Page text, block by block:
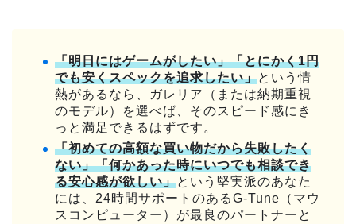
「明日にはゲームがしたい」「とにかく1円
でも安くスペックを追求したい」という情
熱があるなら、ガレリア（または納期重視
のモデル）を選べば、そのスピード感にき
っと満足できるはずです。
「初めての高額な買い物だから失敗したく
ない」「何かあった時にいつでも相談でき
る安心感が欲しい」という堅実派のあなた
には、24時間サポートのあるG-Tune（マウ
スコンピューター）が最良のパートナーと